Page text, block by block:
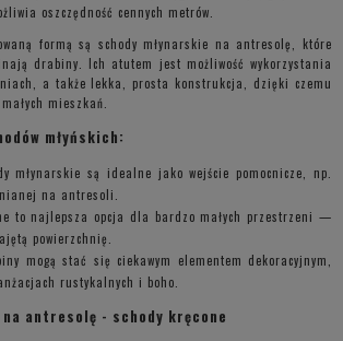
oszczędność cennych metrów.
formą są schody młynarskie na antresolę, które
drabiny. Ich atutem jest możliwość wykorzystania
a także lekka, prosta konstrukcja, dzięki czemu
mieszkań.
młyńskich:
młynarskie są idealne jako wejście pomocnicze, np.
na antresoli.
to najlepsza opcja dla bardzo małych przestrzeni —
powierzchnię.
mogą stać się ciekawym elementem dekoracyjnym,
rustykalnych i boho.
antresolę - schody kręcone